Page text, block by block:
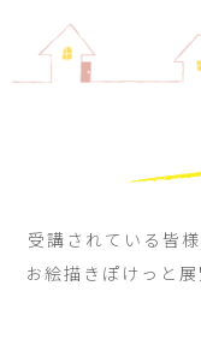
受講されている皆
お絵描きぽけっと